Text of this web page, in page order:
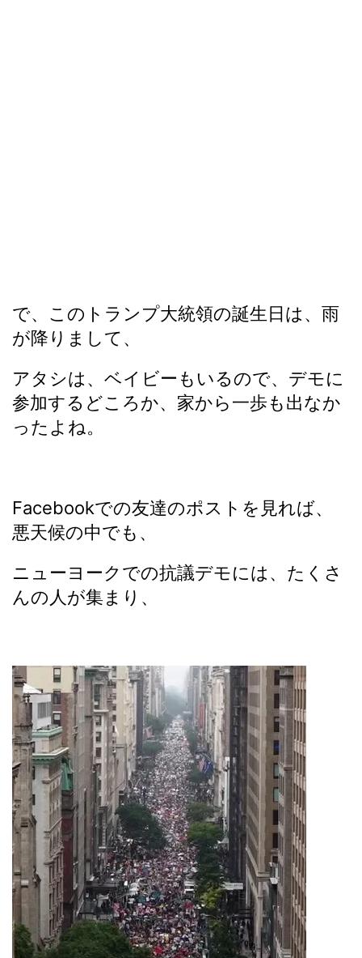
で、このトランプ大統領の誕生日は、雨
が降りまして、
アタシは、ベイビーもいるので、デモに
参加するどころか、家から一歩も出なか
ったよね。
Facebookでの友達のポストを見れば、
悪天候の中でも、
ニューヨークでの抗議デモには、たくさ
んの人が集まり、